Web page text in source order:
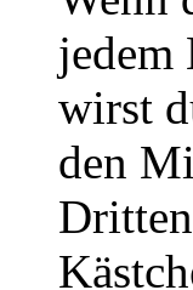
jedem
wirst
den